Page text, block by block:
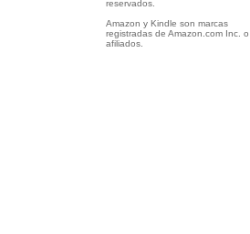
reservados.
Amazon y Kindle son marcas
registradas de Amazon.com Inc. o
afiliados.